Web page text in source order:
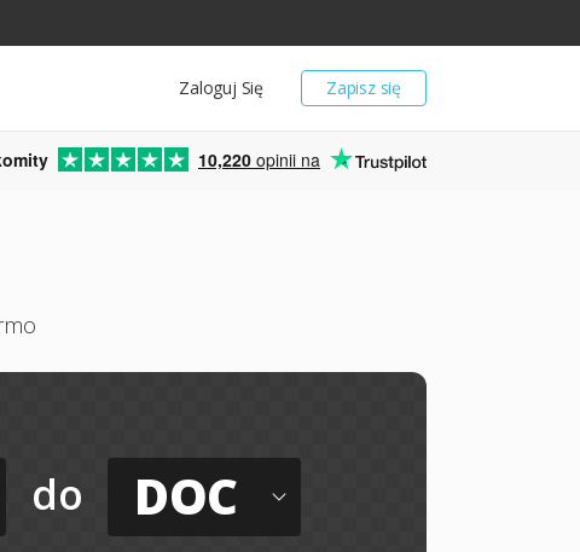
Zapisz się
Zaloguj Się
10,220 opinii na
do DOC